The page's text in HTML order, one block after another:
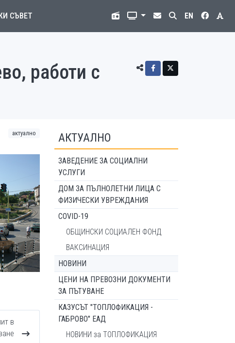
СЪВЕТ EN
работи с
актуално
в
АКТУАЛНО
ЗАВЕДЕНИЕ ЗА СОЦИАЛНИ
УСЛУГИ
ДОМ ЗА ПЪЛНОЛЕТНИ ЛИЦА С
ФИЗИЧЕСКИ УВРЕЖДАНИЯ
COVID-19
ОБЩИНСКИ СОЦИАЛЕН ФОНД
ВАКСИНАЦИЯ
НОВИНИ
ЦЕНИ НА ПРЕВОЗНИ ДОКУМЕНТИ
ЗА ПЪТУВАНЕ
КАЗУСЪТ "ТОПЛОФИКАЦИЯ -
ГАБРОВО" ЕАД
НОВИНИ за ТОПЛОФИКАЦИЯ